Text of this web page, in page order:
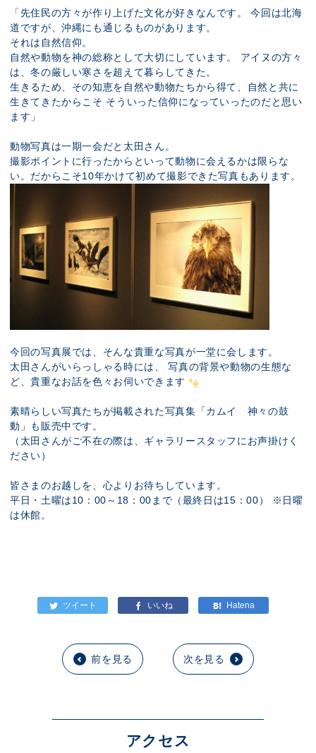
「先住民の方々が作り上げた文化が好きなんです。 今回は北海
道ですが、沖縄にも通じるものがあります。
それは自然信仰。
自然や動物を神の総称として大切にしています。 アイヌの方々
は、冬の厳しい寒さを超えて暮らしてきた。
生きるため、その知恵を自然や動物たちから得て、自然と共に
生きてきたからこそ そういった信仰になっていったのだと思い
ます」
動物写真は一期一会だと太田さん。
撮影ポイントに行ったからといって動物に会えるかは限らな
い。だからこそ10年かけて初めて撮影できた写真もあります。
今回の写真展では、そんな貴重な写真が一堂に会します。
太田さんがいらっしゃる時には、 写真の背景や動物の生態な
ど、貴重なお話を色々お伺いできます
素晴らしい写真たちが掲載された写真集「カムイ 神々の鼓
動」も販売中です。
（太田さんがご不在の際は、ギャラリースタッフにお声掛けく
ださい）
皆さまのお越しを、心よりお待ちしています。
平日・土曜は10：00～18：00まで（最終日は15：00） ※日曜
は休館。
前を見る 次を見る
アクセス